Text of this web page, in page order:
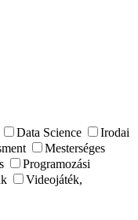
Data Science
Irodai
Mesterséges
Programozási
Videojáték,